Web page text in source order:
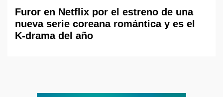
Furor en Netflix por el estreno de una
nueva serie coreana romántica y es el
K-drama del año